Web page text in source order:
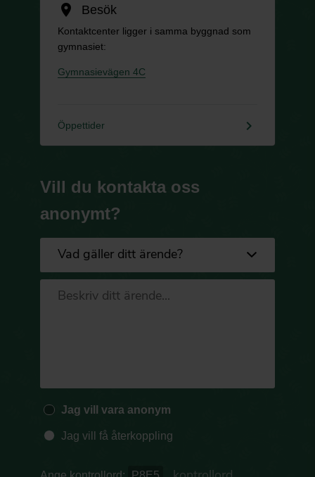
location_on Besök
Kontaktcenter ligger i samma byggnad som
gymnasiet:
Gymnasievägen 4C
Öppettider keyboard_arrow_right
Vill du kontakta oss
anonymt?
Jag vill vara anonym
Jag vill få återkoppling